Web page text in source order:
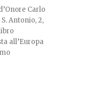
Antonio, 2,
all’Europa